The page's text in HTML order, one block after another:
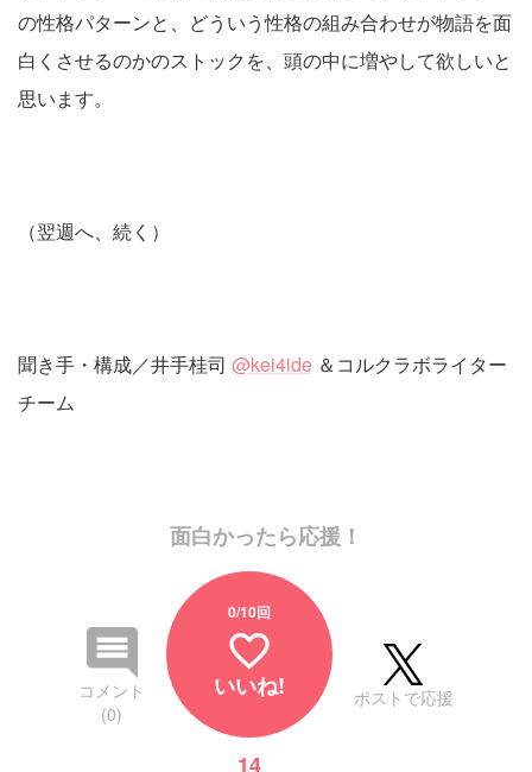
の性格パターンと、どういう性格の組み合わせが物語を面
白くさせるのかのストックを、頭の中に増やして欲しいと
思います。
（翌週へ、続く）
聞き手・構成／井手桂司 @kei4ide ＆コルクラボライター
チーム
面白かったら応援！
コメント
(0)
0/10回
favorite_border
いいね!
14
ポストで応援